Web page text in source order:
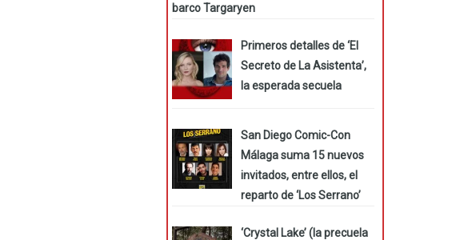
barco Targaryen
Primeros detalles de ‘El
Secreto de La Asistenta’,
la esperada secuela
San Diego Comic-Con
Málaga suma 15 nuevos
invitados, entre ellos, el
reparto de ‘Los Serrano’
‘Crystal Lake’ (la precuela